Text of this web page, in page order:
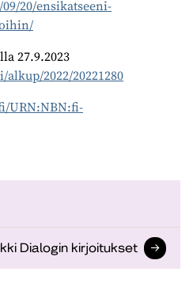
20/ensikatseeni-
27.9.2023
2022/20221280
URN:NBN:fi-
Dialogin kirjoitukset